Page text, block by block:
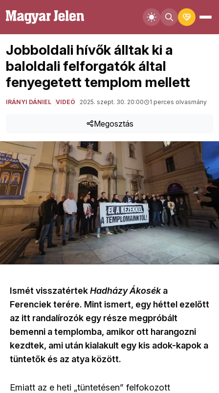
Jobboldali hívők álltak ki a
baloldali felforgatók által
fenyegetett templom mellett
IRÁNYI DÁNIEL VIDEÓ 2025. szept. 30. 20:00 1 perces olvasmány
Megosztás
Ismét visszatértekHadházy Ákoséka
Ferenciek terére. Mint ismert, egy héttel ezelőtt
az itt randalírozók egy része megpróbált
bemenni a templomba, amikor ott harangozni
kezdtek, ami után kialakult egy kis adok-kapok a
tüntetők és az atya között.
Emiatt az e heti „tüntetésen” felfokozott